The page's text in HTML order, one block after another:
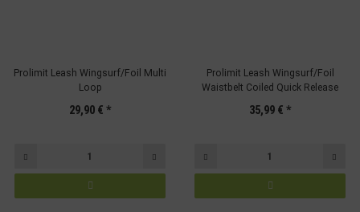
Prolimit Leash Wingsurf/Foil Multi
Loop
29,90 € *
Prolimit Leash Wingsurf/Foil
Waistbelt Coiled Quick Release
35,99 € *